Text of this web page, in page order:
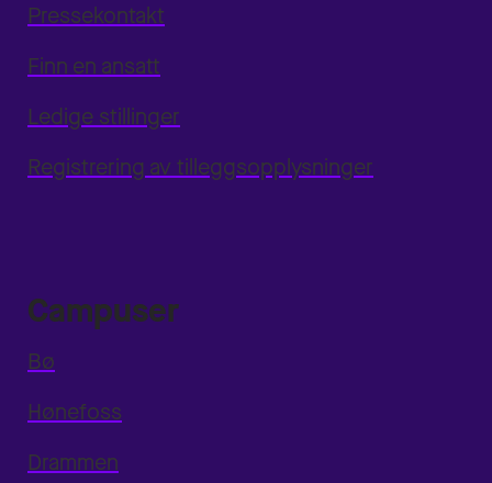
Pressekontakt
Finn en ansatt
Ledige stillinger
Registrering av tilleggsopplysninger
Campuser
Bø
Hønefoss
Drammen